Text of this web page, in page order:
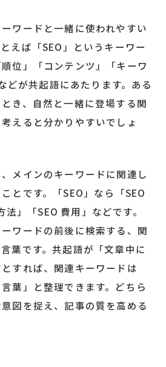
ワードと一緒に使われやすい
えば「SEO」というキーワー
位」「コンテンツ」「キーワ
どが共起語にあたります。ある
き、自然と一緒に登場する関
えると分かりやすいでしょ
メインのキーワードに関連し
とです。「SEO」なら「SEO
法」「SEO 費用」などです。
ワードの前後に検索する、関
葉です。共起語が「文章中に
すれば、関連キーワードは
葉」と整理できます。どちら
図を捉え、記事の質を高める